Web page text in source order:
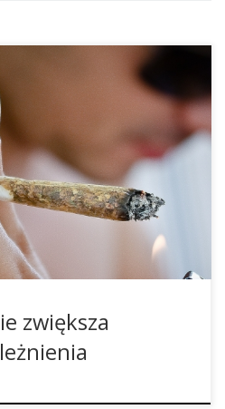
pierwsza placówka badawcza
cannabisu i związany
się. Według najnowszych
prowadzi do uzależnienia, ale
mieszają jest substancją,
Chandni Hindocha
że przeprowadzone
zwiększa